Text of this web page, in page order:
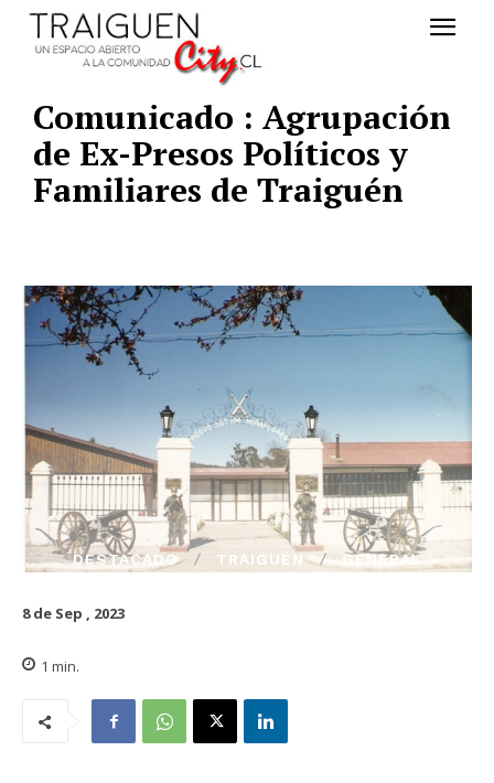
Comunicado : Agrupación
de Ex-Presos Políticos y
Familiares de Traiguén
DESTACADO TRAIGUÉN GENERAL
8 de Sep , 2023
1 min.